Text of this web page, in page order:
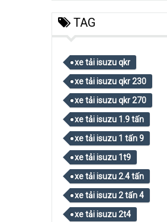
TAG
xe tải isuzu qkr
xe tải isuzu qkr 230
xe tải isuzu qkr 270
xe tải isuzu 1.9 tấn
xe tải isuzu 1 tấn 9
xe tải isuzu 1t9
xe tải isuzu 2.4 tấn
xe tải isuzu 2 tấn 4
xe tải isuzu 2t4